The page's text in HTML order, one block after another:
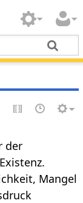
der
Mangel